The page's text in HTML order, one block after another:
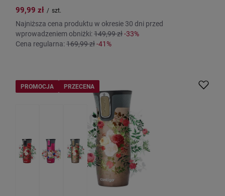
99,99 zł / szt.
Najniższa cena produktu w okresie 30 dni przed
wprowadzeniem obniżki:149,99 zł-33%
Cena regularna:169,99 zł-41%
PROMOCJA PRZECENA